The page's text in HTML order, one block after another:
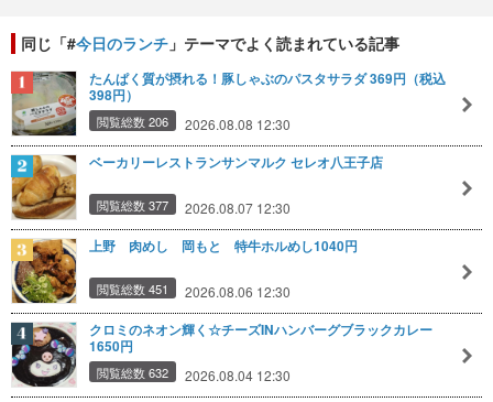
同じ「#今日のランチ 」テーマでよく読まれている記事
たんぱく質が摂れる！豚しゃぶのパスタサラダ 369円（税込
398円）
閲覧総数 206 2026.08.08 12:30
ベーカリーレストランサンマルク セレオ八王子店
閲覧総数 377 2026.08.07 12:30
上野 肉めし 岡もと 特牛ホルめし1040円
閲覧総数 451 2026.08.06 12:30
クロミのネオン輝く☆チーズINハンバーグブラックカレー
1650円
閲覧総数 632 2026.08.04 12:30